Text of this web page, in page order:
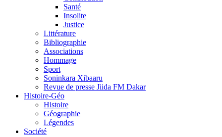
Santé
Insolite
Justice
Littérature
Bibliographie
Associations
Hommage
Sport
Soninkara Xibaaru
Revue de presse Jiida FM Dakar
Histoire-Géo
Histoire
Géographie
Légendes
Société